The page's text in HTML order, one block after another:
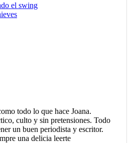
el swing
todo lo que hace Joana.
culto y sin pretensiones. Todo
un buen periodista y escritor.
una delicia leerte